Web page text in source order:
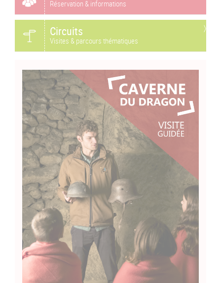
Réservation & informations
Circuits
Visites & parcours thématiques